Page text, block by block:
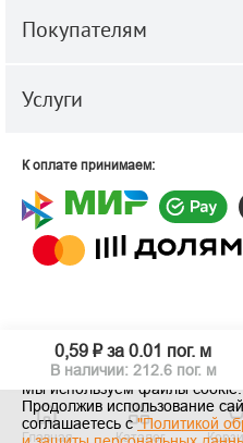
Главная Каталог
0,59 ₽за 0.01 пог. м
В наличии: 212.6 пог. м
Покупателям
Услуги
К оплате принимаем:
материалы оптом и в розницу.
Мы используем файлы cookie.
Продолжив использование
соглашаетесь с"Политикой